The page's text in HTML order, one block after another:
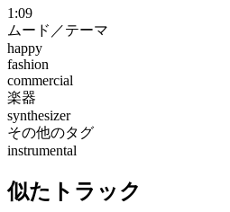
1:09
ムード／テーマ
happy
fashion
commercial
楽器
synthesizer
その他のタグ
instrumental
似たトラック